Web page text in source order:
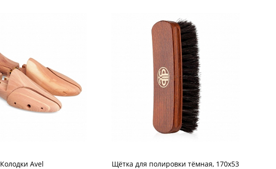
Колодки Avel Щётка для полировки тёмная, 170x53